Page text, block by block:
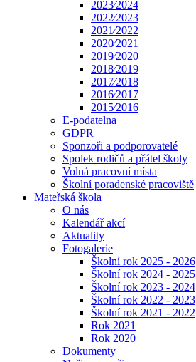
2023⁄2024
2022⁄2023
2021⁄2022
2020⁄2021
2019⁄2020
2018⁄2019
2017⁄2018
2016⁄2017
2015⁄2016
E-podatelna
GDPR
Sponzoři a podporovatelé
Spolek rodičů a přátel školy
Volná pracovní místa
Školní poradenské pracoviště
Mateřská škola
O nás
Kalendář akcí
Aktuality
Fotogalerie
Školní rok 2025 - 2026
Školní rok 2024 - 2025
Školní rok 2023 - 2024
Školní rok 2022 - 2023
Školní rok 2021 - 2022
Rok 2021
Rok 2020
Dokumenty